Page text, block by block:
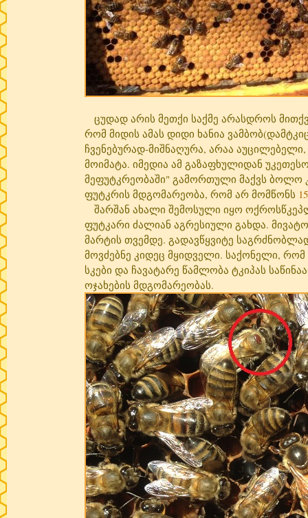
ცუდად არის მეთქი საქმე არასდროს
რომ მიდის ამას დიდი ხანია
ჩვენებურად-მიშნაღურა, არაა
მოიმატა. იმედია ამ გაზაფხულიდან
მეფუტკრეობაში" გამორთული მაქვს ბოლო
ფუტკრის მდგომარეობა, რომ არ მომწონს
შარშან ახალი შემოსული იყო
ფუტკარი ძალიან აგრესიული გახდა.
მარტის თვემდე. გადავწყვიტე
მოვძებნე კიდეც მყიდველი. საქონელი,
სკები და ჩავატარე წამლობა ტკიპას
ოჯახების მდგომარეობას.